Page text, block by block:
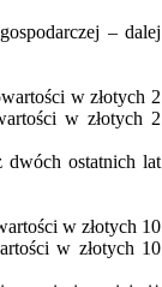
– dalej
w złotych 2
w złotych 2
dwóch ostatnich lat
w złotych 10
w złotych 10